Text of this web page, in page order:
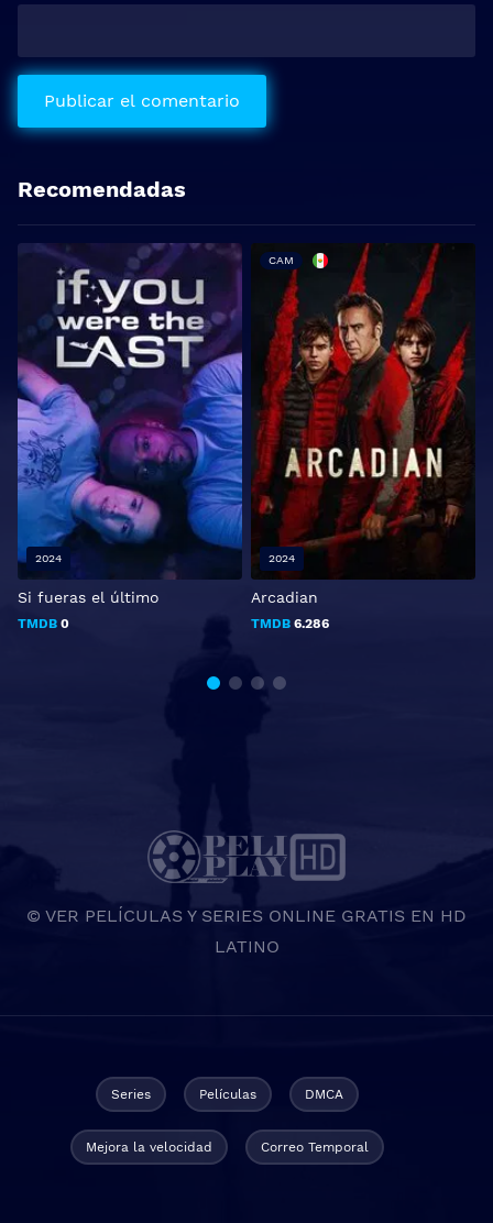
Recomendadas
Si fueras el último
TMDB 0
2024
Arcadian
TMDB 6.286
CAM
2024
© VER PELÍCULAS Y SERIES ONLINE GRATIS EN HD
LATINO
Series Películas DMCA
Mejora la velocidad Correo Temporal